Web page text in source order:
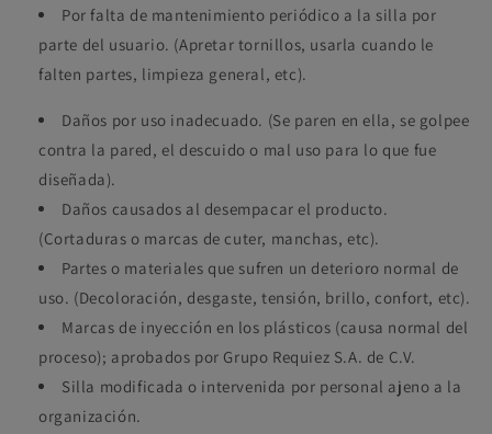
Por falta de mantenimiento periódico a la silla por
parte del usuario. (Apretar tornillos, usarla cuando le
falten partes, limpieza general, etc).
Daños por uso inadecuado. (Se paren en ella, se golpee
contra la pared, el descuido o mal uso para lo que fue
diseñada).
Daños causados al desempacar el producto.
(Cortaduras o marcas de cuter, manchas, etc).
Partes o materiales que sufren un deterioro normal de
uso. (Decoloración, desgaste, tensión, brillo, confort, etc).
Marcas de inyección en los plásticos (causa normal del
proceso); aprobados por Grupo Requiez S.A. de C.V.
Silla modificada o intervenida por personal ajeno a la
organización.